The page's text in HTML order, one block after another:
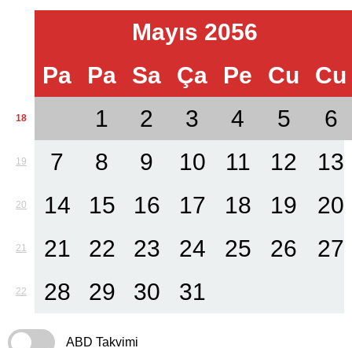
Mayıs 2056
Pa
Pa Sa Ça Pe Cu Cu
18 1 2 3 4 5 6
19 7 8 9 10 11 12 13
20 14 15 16 17 18 19 20
21 21 22 23 24 25 26 27
22 28 29 30 31
ABD Takvimi